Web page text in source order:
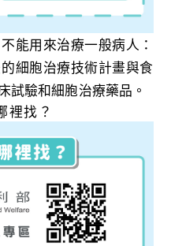
能用來治療一般病人：
細胞治療技術計畫與食
試驗和細胞治療藥品。
裡找？